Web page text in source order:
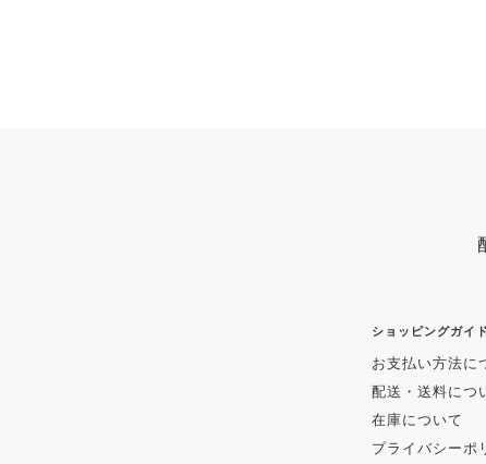
ショッピングガイド
お支払い方法に
配送・送料につ
在庫について
プライバシーポ